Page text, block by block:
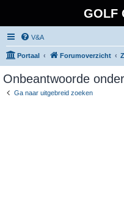
GOLF
V&A
Portaal Forumoverzicht
Onbeantwoorde
Ga naar uitgebreid zoeken